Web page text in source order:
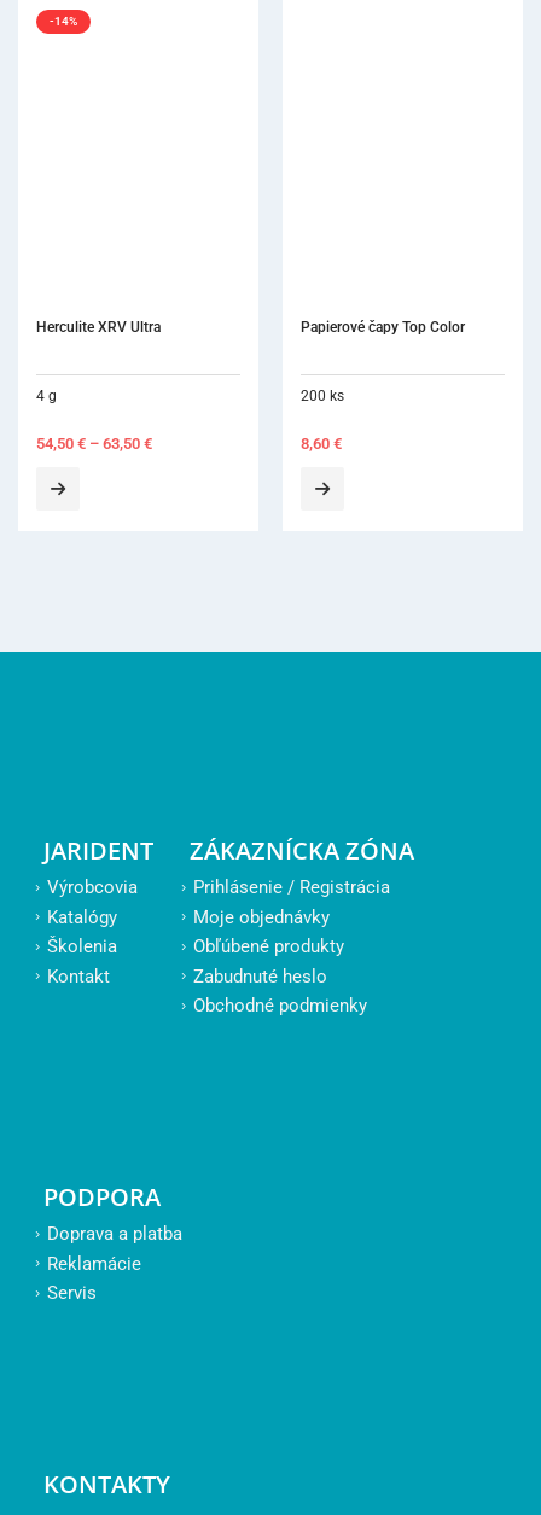
-14%
Herculite XRV Ultra
4 g
54,50 € – 63,50 €
Papierové čapy Top Color
200 ks
8,60 €
JARIDENT
Výrobcovia
Katalógy
Školenia
Kontakt
ZÁKAZNÍCKA ZÓNA
Prihlásenie / Registrácia
Moje objednávky
Obľúbené produkty
Zabudnuté heslo
Obchodné podmienky
PODPORA
Doprava a platba
Reklamácie
Servis
KONTAKTY